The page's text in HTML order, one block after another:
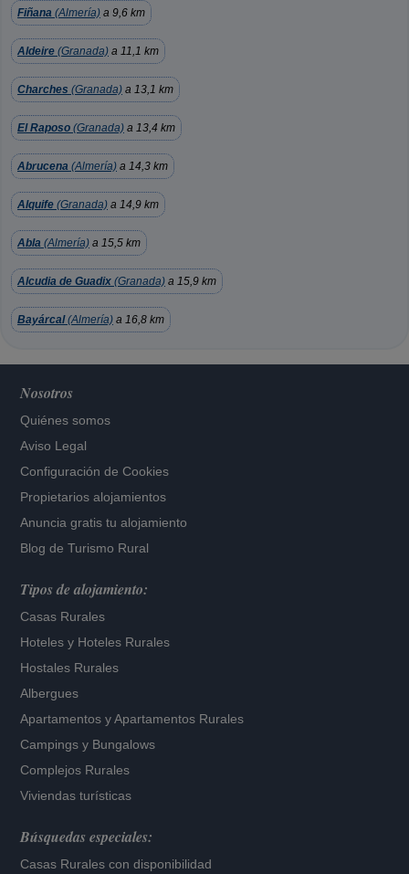
Fiñana (Almería) a 9,6 km
Aldeire (Granada) a 11,1 km
Charches (Granada) a 13,1 km
El Raposo (Granada) a 13,4 km
Abrucena (Almería) a 14,3 km
Alquife (Granada) a 14,9 km
Abla (Almería) a 15,5 km
Alcudia de Guadix (Granada) a 15,9 km
Bayárcal(Almería) a 16,8 km
Nosotros
Quiénes somos
Aviso Legal
Configuración de Cookies
Propietarios alojamientos
Anuncia gratis tu alojamiento
Blog de Turismo Rural
Tipos de alojamiento:
Casas Rurales
Hoteles y Hoteles Rurales
Hostales Rurales
Albergues
Apartamentos yApartamentos Rurales
Campings y Bungalows
Complejos Rurales
Viviendas turísticas
Búsquedas especiales:
Casas Rurales con disponibilidad